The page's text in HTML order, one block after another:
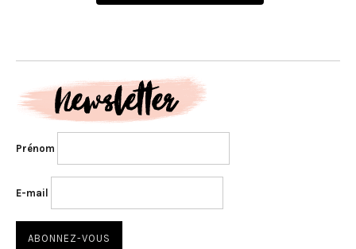
Prénom
E-mail